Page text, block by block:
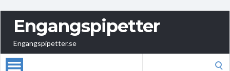
Engangspipetter
Engangspipetter.se